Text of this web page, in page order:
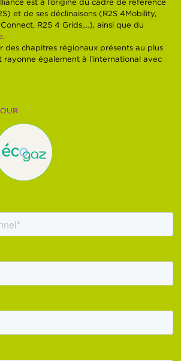
est à l’origine du cadre de référence
et de ses déclinaisons (R2S 4Mobility,
R2S 4 Grids,…), ainsi que du
.
des chapitres régionaux présents au plus
rayonne également à l’international avec